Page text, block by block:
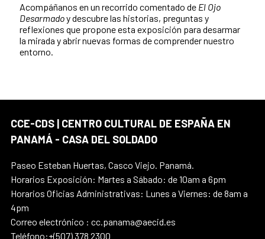
Acompáñanos en un recorrido comentado de El Ojo
Desarmadoy descubre las historias, preguntas y
reflexiones que propone esta exposición para desarmar
la mirada y abrir nuevas formas de comprender nuestro
entorno.
CCE-CDS | CENTRO CULTURAL DE ESPAÑA EN
PANAMÁ - CASA DEL SOLDADO
Paseo Esteban Huertas, Casco Viejo. Panamá.
Horarios Exposición: Martes a Sábado: de 10am a 6pm
Horarios Oficias Administrativas: Lunes a Viernes: de 8am a
4pm
Correo electrónico : cc.panama@aecid.es
Teléfono:+(507) 378 2300